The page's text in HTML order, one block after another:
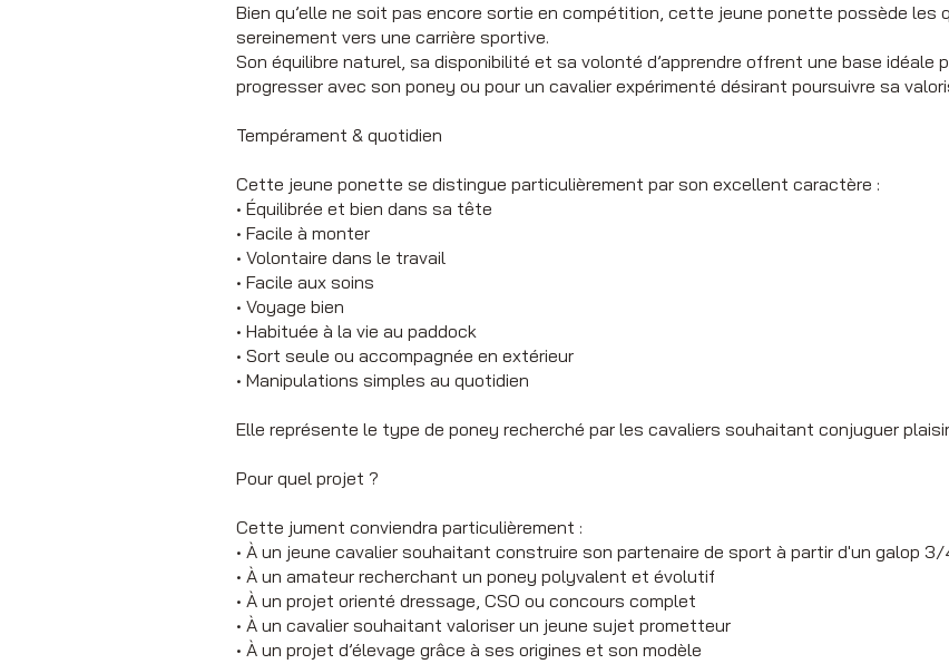
Bien qu’elle ne soit pas encore sortie en compétition, cette jeune ponette possède les
sereinement vers une carrière sportive.
Son équilibre naturel, sa disponibilité et sa volonté d’apprendre offrent une base idéale
progresser avec son poney ou pour un cavalier expérimenté désirant poursuivre sa
Tempérament & quotidien
Cette jeune ponette se distingue particulièrement par son excellent caractère :
• Équilibrée et bien dans sa tête
• Facile à monter
• Volontaire dans le travail
• Facile aux soins
• Voyage bien
• Habituée à la vie au paddock
• Sort seule ou accompagnée en extérieur
• Manipulations simples au quotidien
Elle représente le type de poney recherché par les cavaliers souhaitant conjuguer
Pour quel projet ?
Cette jument conviendra particulièrement :
• À un jeune cavalier souhaitant construire son partenaire de sport à partir d'un galop 3/
• À un amateur recherchant un poney polyvalent et évolutif
• À un projet orienté dressage, CSO ou concours complet
• À un cavalier souhaitant valoriser un jeune sujet prometteur
• À un projet d’élevage grâce à ses origines et son modèle